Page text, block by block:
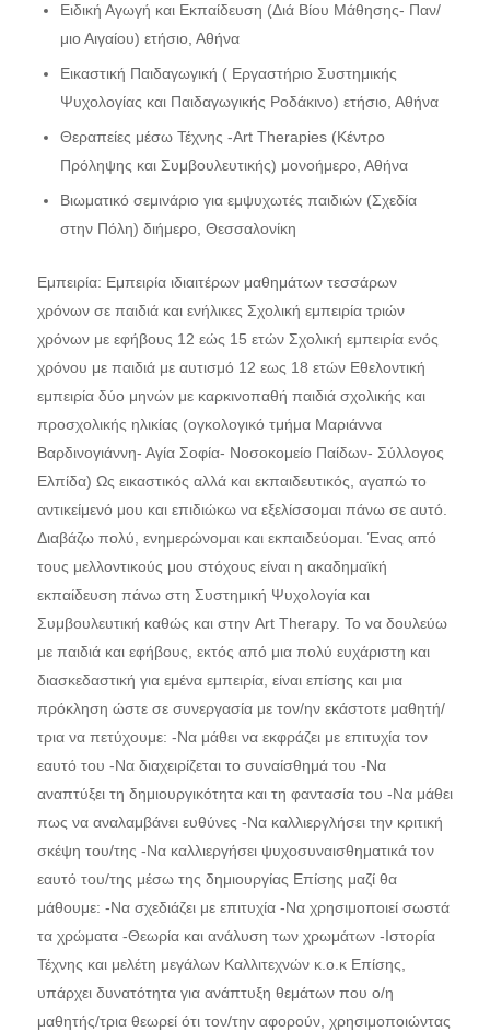
Ειδική Αγωγή και Εκπαίδευση (Διά Βίου Μάθησης- Παν/
μιο Αιγαίου) ετήσιο, Αθήνα
Εικαστική Παιδαγωγική ( Εργαστήριο Συστημικής
Ψυχολογίας και Παιδαγωγικής Ροδάκινο) ετήσιο, Αθήνα
Θεραπείες μέσω Τέχνης -Art Therapies (Κέντρο
Πρόληψης και Συμβουλευτικής) μονοήμερο, Αθήνα
Βιωματικό σεμινάριο για εμψυχωτές παιδιών (Σχεδία
στην Πόλη) διήμερο, Θεσσαλονίκη
Εμπειρία: Εμπειρία ιδιαιτέρων μαθημάτων τεσσάρων
χρόνων σε παιδιά και ενήλικες Σχολική εμπειρία τριών
χρόνων με εφήβους 12 εώς 15 ετών Σχολική εμπειρία ενός
χρόνου με παιδιά με αυτισμό 12 εως 18 ετών Εθελοντική
εμπειρία δύο μηνών με καρκινοπαθή παιδιά σχολικής και
προσχολικής ηλικίας (ογκολογικό τμήμα Μαριάννα
Βαρδινογιάννη- Αγία Σοφία- Νοσοκομείο Παίδων- Σύλλογος
Ελπίδα) Ως εικαστικός αλλά και εκπαιδευτικός, αγαπώ το
αντικείμενό μου και επιδιώκω να εξελίσσομαι πάνω σε αυτό.
Διαβάζω πολύ, ενημερώνομαι και εκπαιδεύομαι. Ένας από
τους μελλοντικούς μου στόχους είναι η ακαδημαϊκή
εκπαίδευση πάνω στη Συστημική Ψυχολογία και
Συμβουλευτική καθώς και στην Art Therapy. Το να δουλεύω
με παιδιά και εφήβους, εκτός από μια πολύ ευχάριστη και
διασκεδαστική για εμένα εμπειρία, είναι επίσης και μια
πρόκληση ώστε σε συνεργασία με τον/ην εκάστοτε μαθητή/
τρια να πετύχουμε: -Να μάθει να εκφράζει με επιτυχία τον
εαυτό του -Να διαχειρίζεται το συναίσθημά του -Να
αναπτύξει τη δημιουργικότητα και τη φαντασία του -Να μάθει
πως να αναλαμβάνει ευθύνες -Να καλλιεργλήσει την κριτική
σκέψη του/της -Να καλλιεργήσει ψυχοσυναισθηματικά τον
εαυτό του/της μέσω της δημιουργίας Επίσης μαζί θα
μάθουμε: -Να σχεδιάζει με επιτυχία -Να χρησιμοποιεί σωστά
τα χρώματα -Θεωρία και ανάλυση των χρωμάτων -Ιστορία
Τέχνης και μελέτη μεγάλων Καλλιτεχνών κ.ο.κ Επίσης,
υπάρχει δυνατότητα για ανάπτυξη θεμάτων που ο/η
μαθητής/τρια θεωρεί ότι τον/την αφορούν, χρησιμοποιώντας